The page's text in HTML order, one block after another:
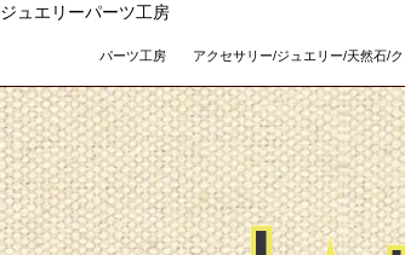
ジュエリーパーツ工房
パーツ工房 アクセサリー/ジュエリー/天然石/ク